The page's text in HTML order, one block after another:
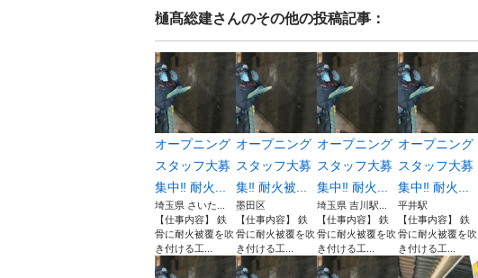
樋髙総建さんのその他の投稿記事：
オープニング
スタッフ大募
集中‼︎ 耐火...
埼玉県 さいた...
【仕事内容】 鉄
骨に耐火被覆を吹
き付ける工...
オープニング
スタッフ大募
集‼︎ 耐火被...
墨田区
【仕事内容】 鉄
骨に耐火被覆を吹
き付ける工...
オープニング
スタッフ大募
集中‼︎ 耐火...
埼玉県 吉川駅...
【仕事内容】 鉄
骨に耐火被覆を吹
き付ける工...
オープニング
スタッフ大募
集中‼︎ 耐火...
平井駅
【仕事内容】 鉄
骨に耐火被覆を吹
き付ける工...